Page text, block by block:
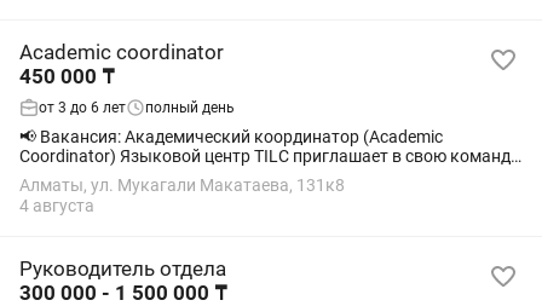
Academic coordinator
450 000 ₸
от 3 до 6 лет полный день
📢 Вакансия: Академический координатор (Academic
Coordinator) Языковой центр TILC приглашает в свою команду
опытного, энергичного и вдохновляющего Академического
координатора, который поможет...
Алматы, ул. Мукагали Макатаева, 131к8
4 августа
Руководитель отдела
300 000 - 1 500 000 ₸